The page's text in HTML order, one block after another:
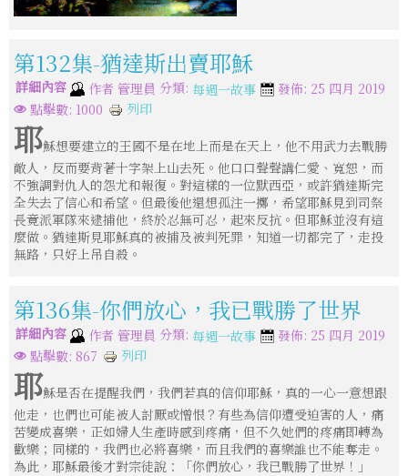
第132集-猶達斯出賣耶穌
詳細內容 作者 管理員 分類: 每週一故事
發佈: 25 四月 2019
點擊數: 1000
列印
耶穌想要建立的王國不是在地上而是在天上，他不用武力去戰勝
敵人，反而要背著十字架上山去死。他口口聲聲講仁愛、寬恕，而
不強調對仇人的怨尤和報復。對這樣的一位默西亞，或許猶達斯完
全失去了信心和希望。但最後他還想孤注一擲，希望耶穌見到司祭
長竟派軍隊來逮捕他，終於忍無可忍，起來反抗。但耶穌並沒有這
麼做。猶達斯見耶穌真的被捕及被判死罪，知道一切都完了，走投
無路，只好上吊自殺。
第136集-你們放心，我已戰勝了世界
詳細內容 作者 管理員 分類: 每週一故事
發佈: 25 四月 2019
點擊數: 867
列印
耶穌是否在提醒我們，我們若真的信仰耶穌，真的一心一意想跟
他走，也們也可能被人討厭或憎恨？有些為信仰遭受迫害的人，痛
苦變成喜樂，正如婦人生產時感到疼痛，但不久她們的疼痛即轉為
歡樂；同樣的，我們也必將喜樂，而且我們的喜樂誰也不能奪走。
為此，耶穌最後才對宗徒說：「你們放心，我已戰勝了世界！」